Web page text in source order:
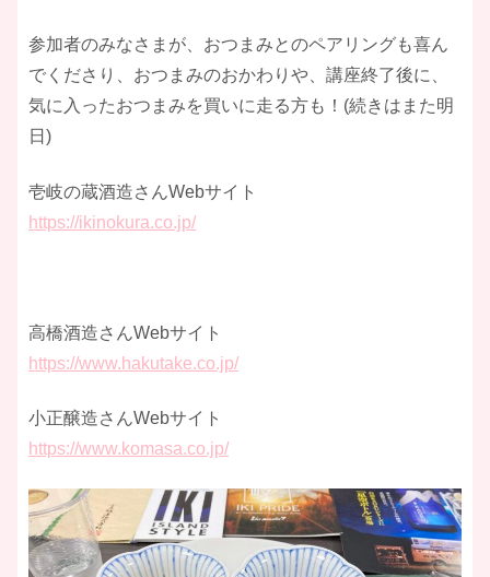
​参加者のみなさまが、おつまみとのペアリングも喜ん
でくださり、おつまみのおかわりや、講座終了後に、
気に入ったおつまみを買いに走る方も！(続きはまた明
日)​
壱岐の蔵酒造さんWebサイト
https://ikinokura.co.jp/
高橋酒造さんWebサイト
https://www.hakutake.co.jp/
​小正醸造さんWebサイト
https://www.komasa.co.jp/